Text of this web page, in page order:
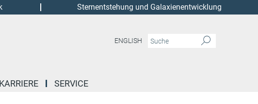
Sternentstehung und Galaxienentwicklung
ENGLISH
KARRIERE SERVICE